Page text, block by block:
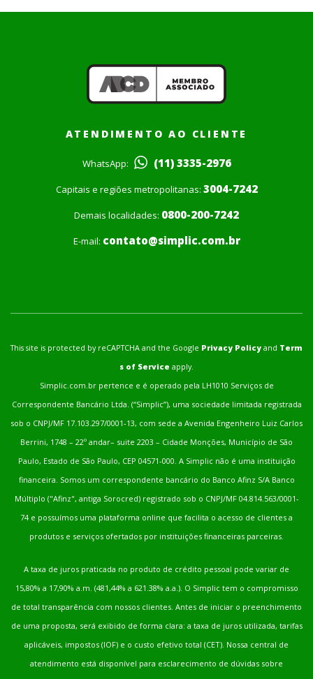
ATENDIMENTO AO CLIENTE
WhatsApp: (11) 3335-2976
Capitais e regiões metropolitanas: 3004-7242
Demais localidades: 0800-200-7242
E-mail: contato@simplic.com.br
This site is protected by reCAPTCHA and the Google Privacy Policy and Term
s of Service apply.
Simplic.com.br pertence e é operado pela LH1010 Serviços de
Correspondente Bancário Ltda. (“Simplic”), uma sociedade limitada registrada
sob o CNPJ/MF 17.103.297/0001-13, com sede a Avenida Engenheiro Luiz Carlos
Berrini, 1748 – 22º andar– suite 2203 – Cidade Monções, Município de São
Paulo, Estado de São Paulo, CEP 04571-000. A Simplic não é uma instituição
financeira. Somos um correspondente bancário do Banco Afinz S/A Banco
Múltiplo ("Afinz", antiga Sorocred) registrado sob o CNPJ/MF 04.814.563/0001-
74 e possuímos uma plataforma online que facilita o acesso de clientes a
produtos e serviços ofertados por instituições financeiras parceiras.
A taxa de juros praticada no produto de crédito pessoal pode variar de
15,80% a 17,90% a.m. (481,44% a 621.38% a.a.). O Simplic tem o compromisso
de total transparência com nossos clientes. Antes de iniciar o preenchimento
de uma proposta, será exibido de forma clara: a taxa de juros utilizada, tarifas
aplicáveis, impostos (IOF) e o custo efetivo total (CET). Nossa central de
atendimento está disponível para esclarecimento de dúvidas sobre